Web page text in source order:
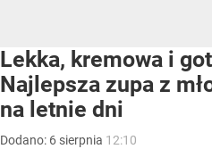
Lekka, kremowa i
Najlepsza zupa z
na letnie dni
Dodano: 6 sierpnia 12:10